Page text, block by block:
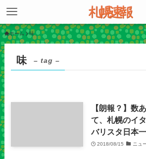
ホーム 味
味 – tag –
【朗報？】数
て、札幌のイ
バリスタ日本
2018/08/15 ニュ